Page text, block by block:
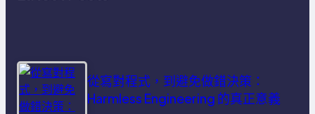
從寫對程式，到避免做錯決策：
Harmless Engineering 的真正意義